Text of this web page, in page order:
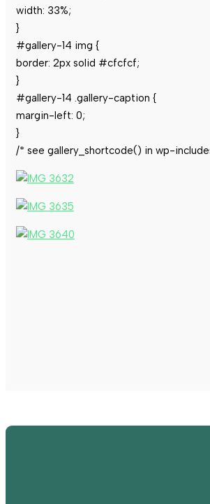
width: 33%;
}
#gallery-14 img {
border: 2px solid #cfcfcf;
}
#gallery-14 .gallery-caption {
margin-left: 0;
}
/* see gallery_shortcode() in wp-